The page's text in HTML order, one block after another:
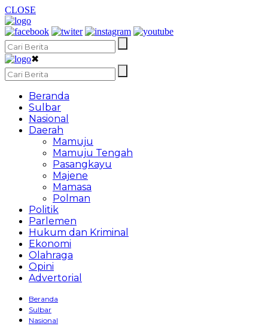
CLOSE
✖
Beranda
Sulbar
Nasional
Daerah
Mamuju
Mamuju Tengah
Pasangkayu
Majene
Mamasa
Polman
Politik
Parlemen
Hukum dan Kriminal
Ekonomi
Olahraga
Opini
Advertorial
Beranda
Sulbar
Nasional